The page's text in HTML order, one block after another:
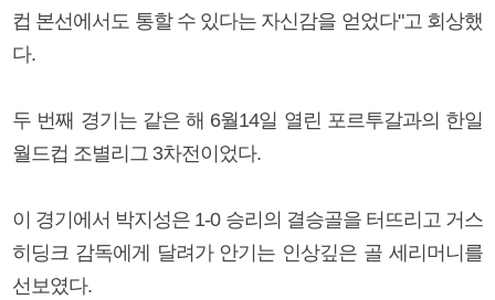
컵 본선에서도 통할 수 있다는 자신감을 얻었다"고 회상했
다.
두 번째 경기는 같은 해 6월14일 열린 포르투갈과의 한일
월드컵 조별리그 3차전이었다.
이 경기에서 박지성은 1-0 승리의 결승골을 터뜨리고 거스
히딩크 감독에게 달려가 안기는 인상깊은 골 세리머니를
선보였다.